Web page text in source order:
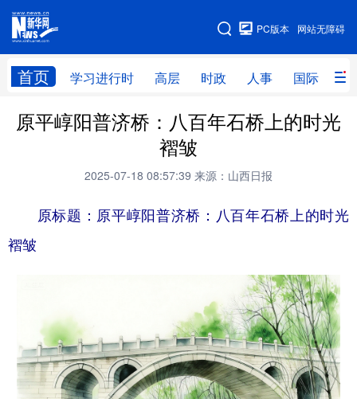
网站无障碍
PC版本
首页 学习进行时 高层 时政 人事 国际 财
网站地图
学习进行时 高层 时政 人事
全球连线
科技 科创 量子 体育
政务
法律 金融 汽车
食品 人居 信息化 数字经济
学术中国 乡村振兴 银龄 溯源中国
原平崞阳普济桥：八百年石桥上的时光
褶皱
2025-07-18 08:57:39 来源：山西日报
原标题：原平崞阳普济桥：八百年石桥上的时光
褶皱